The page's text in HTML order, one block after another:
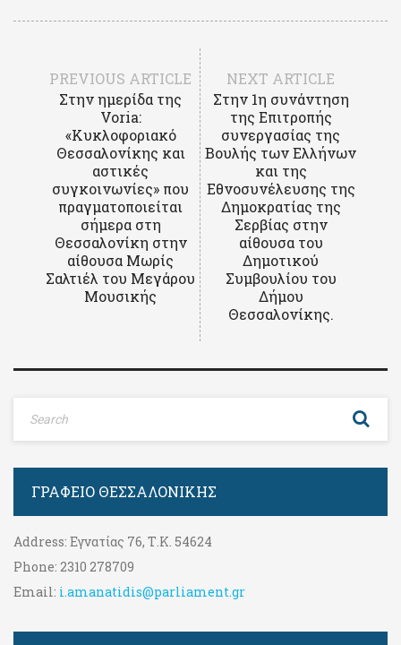
PREVIOUS ARTICLE
Στην ημερίδα της
Voria:
«Κυκλοφοριακό
Θεσσαλονίκης και
αστικές
συγκοινωνίες» που
πραγματοποιείται
σήμερα στη
Θεσσαλονίκη στην
αίθουσα Μωρίς
Σαλτιέλ του Μεγάρου
Μουσικής
NEXT ARTICLE
Στην 1η συνάντηση
της Επιτροπής
συνεργασίας της
Βουλής των Ελλήνων
και της
Εθνοσυνέλευσης της
Δημοκρατίας της
Σερβίας στην
αίθουσα του
Δημοτικού
Συμβουλίου του
Δήμου
Θεσσαλονίκης.
ΓΡΑΦΕΊΟ ΘΕΣΣΑΛΟΝΊΚΗΣ
Address: Εγνατίας 76, Τ.Κ. 54624
Phone: 2310 278709
Email: i.amanatidis@parliament.gr